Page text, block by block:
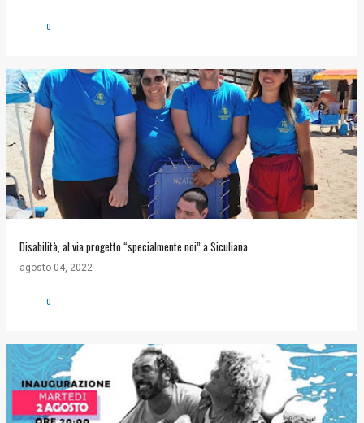
0
Disabilità, al via progetto “specialmente noi” a Siculiana
agosto 04, 2022
0